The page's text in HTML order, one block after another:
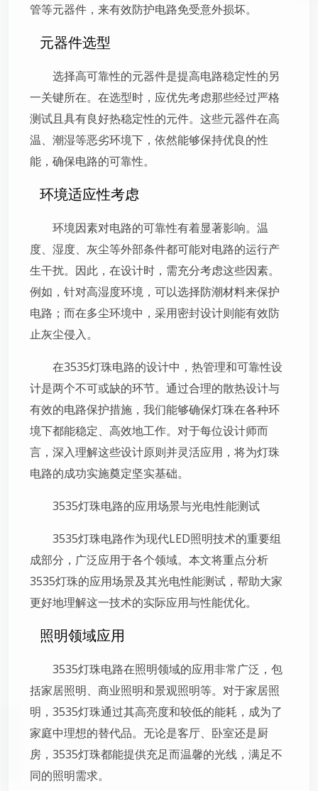
管等元器件，来有效防护电路免受意外损坏。
元器件选型
选择高可靠性的元器件是提高电路稳定性的另
一关键所在。在选型时，应优先考虑那些经过严格
测试且具有良好热稳定性的元件。这些元器件在高
温、潮湿等恶劣环境下，依然能够保持优良的性
能，确保电路的可靠性。
环境适应性考虑
环境因素对电路的可靠性有着显著影响。温
度、湿度、灰尘等外部条件都可能对电路的运行产
生干扰。因此，在设计时，需充分考虑这些因素。
例如，针对高湿度环境，可以选择防潮材料来保护
电路；而在多尘环境中，采用密封设计则能有效防
止灰尘侵入。
在3535灯珠电路的设计中，热管理和可靠性设
计是两个不可或缺的环节。通过合理的散热设计与
有效的电路保护措施，我们能够确保灯珠在各种环
境下都能稳定、高效地工作。对于每位设计师而
言，深入理解这些设计原则并灵活应用，将为灯珠
电路的成功实施奠定坚实基础。
3535灯珠电路的应用场景与光电性能测试
3535灯珠电路作为现代LED照明技术的重要组
成部分，广泛应用于各个领域。本文将重点分析
3535灯珠的应用场景及其光电性能测试，帮助大家
更好地理解这一技术的实际应用与性能优化。
照明领域应用
3535灯珠电路在照明领域的应用非常广泛，包
括家居照明、商业照明和景观照明等。对于家居照
明，3535灯珠通过其高亮度和较低的能耗，成为了
家庭中理想的替代品。无论是客厅、卧室还是厨
房，3535灯珠都能提供充足而温馨的光线，满足不
同的照明需求。